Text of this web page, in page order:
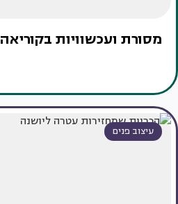
מסורת ועכשוויות בקוריאה
עיצוב פנים